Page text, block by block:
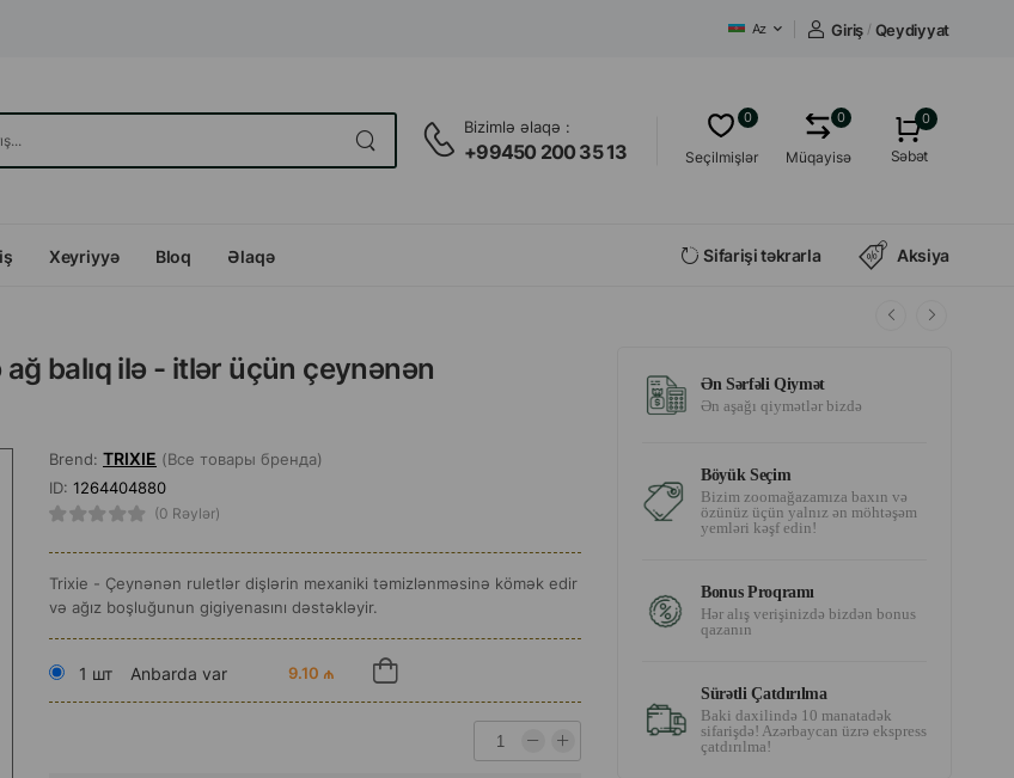
Az Giriş / Qeydiyyat
Bizimlə əlaqə :
+99450 200 35 13 Seçilmişlər
0
Müqayisə
0 0
Səbət
Xeyriyyə Bloq Əlaqə Sifarişi təkrarla Aksiya
balıq ilə - itlər üçün çeynənən
Brend: TRIXIE (Все товары бренда)
ID: 1264404880
(0 Rəylər)
Trixie - Çeynənən ruletlər dişlərin mexaniki təmizlənməsinə kömək edir
və ağız boşluğunun gigiyenasını dəstəkləyir.
1 шт Anbarda var 9.10 ₼
Ən Sərfəli Qiymət
Ən aşağı qiymətlər bizdə
Böyük Seçim
Bizim zoomağazamıza baxın və
özünüz üçün yalnız ən möhtəşəm
yemləri kəşf edin!
Bonus Proqramı
Hər alış verişinizdə bizdən bonus
qazanın
Sürətli Çatdırılma
Baki daxilində 10 manatadək
sifarişdə! Azərbaycan üzrə ekspress
çatdırılma!